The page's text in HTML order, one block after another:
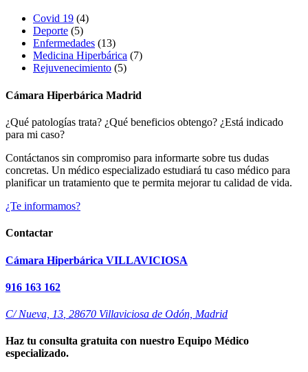
Covid 19 (4)
Deporte (5)
Enfermedades (13)
Medicina Hiperbárica (7)
Rejuvenecimiento (5)
Cámara Hiperbárica Madrid
¿Qué patologías trata? ¿Qué beneficios obtengo? ¿Está indicado
para mi caso?
Contáctanos sin compromiso para informarte sobre tus dudas
concretas. Un médico especializado estudiará tu caso médico para
planificar un tratamiento que te permita mejorar tu calidad de vida.
¿Te informamos?
Contactar
Cámara Hiperbárica VILLAVICIOSA
916 163 162
C/ Nueva, 13 28670 Villaviciosa de Odón, Madrid
Haz tu consulta gratuita con nuestro Equipo Médico
especializado.